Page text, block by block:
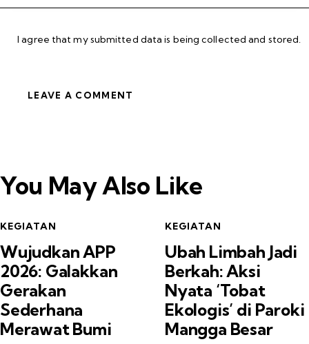
I agree that my submitted data is being collected and stored.
You May Also Like
KEGIATAN
Wujudkan APP
2026: Galakkan
Gerakan
Sederhana
Merawat Bumi
KEGIATAN
Ubah Limbah Jadi
Berkah: Aksi
Nyata ‘Tobat
Ekologis’ di Paroki
Mangga Besar